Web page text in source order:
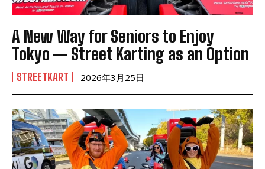
A New Way for Seniors to Enjoy
Tokyo — Street Karting as an Option
STREETKART 2026年3月25日